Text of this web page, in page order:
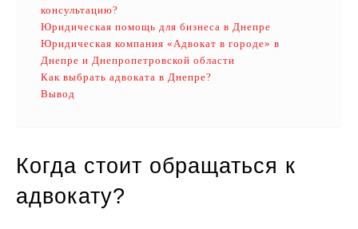
консультацию?
Юридическая помощь для бизнеса в Днепре
Юридическая компания «Адвокат в городе» в
Днепре и Днепропетровской области
Как выбрать адвоката в Днепре?
Вывод
Когда стоит обращаться к
адвокату?